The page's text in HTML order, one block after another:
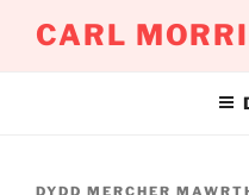
CARL
COFNODWYD
DYDD MERCHER